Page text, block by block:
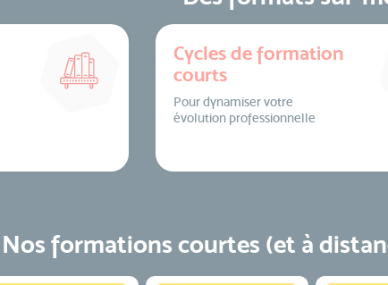
Cycles de formation
courts
Pour dynamiser votre
évolution professionnelle
Nos formations courtes (et à